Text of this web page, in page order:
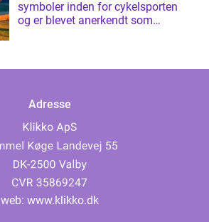
symboler inden for cykelsporten
og er blevet anerkendt som
Adresse
web: www.klikko.dk